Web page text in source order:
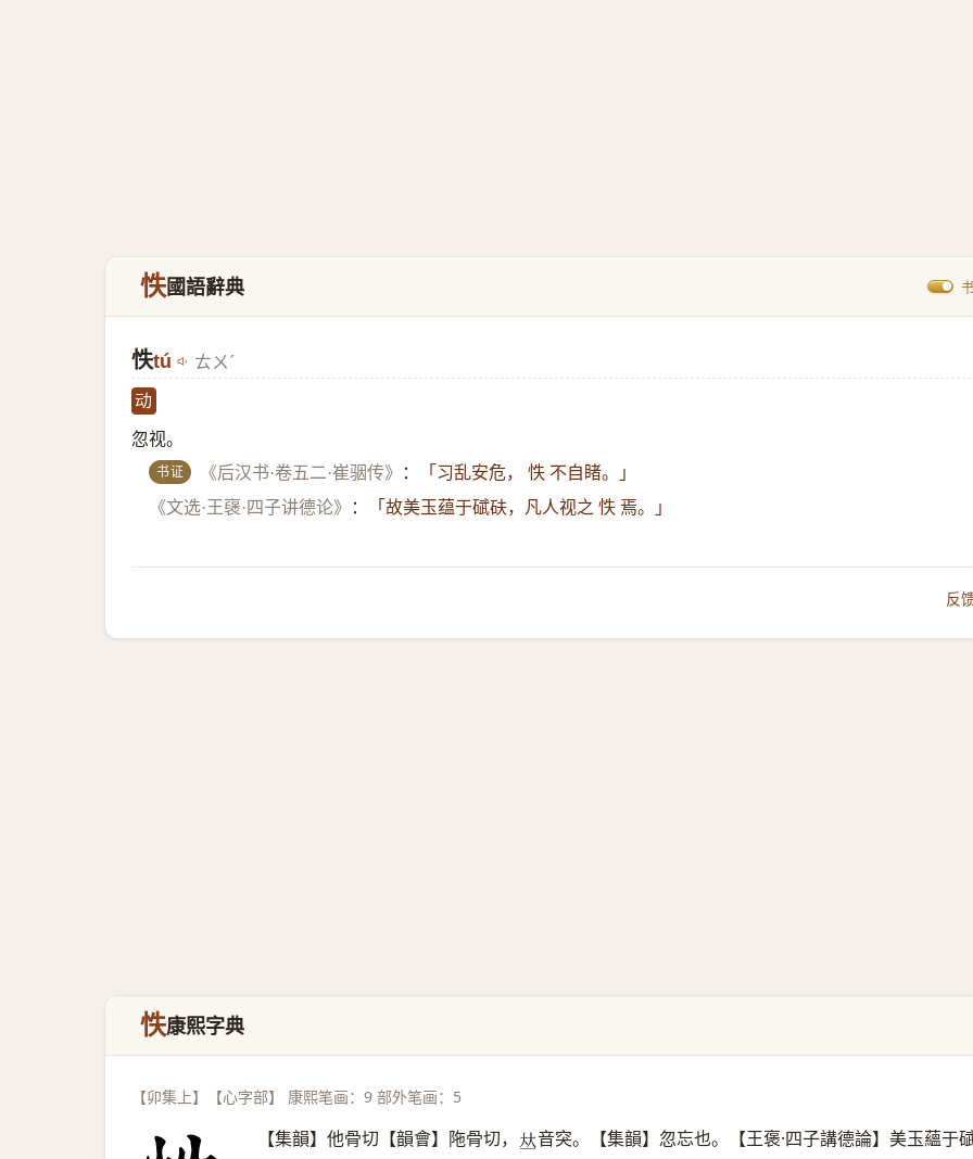
怢國語辭典
怢tú ㄊㄨˊ
动
忽视。
书证 《后汉书·卷五二·崔骃传》 ：
「习乱安危， 怢 不自睹。」
《文选·王襃·四子讲德论》
： 「故美玉蕴于碔砆，凡人视之 怢 焉。」
反
怢康熙字典
【卯集上】【心字部】 康熙笔画：9 部外笔画：5
【集韻】他骨切【韻會】陁骨切， 𠀤音突。【集韻】忽忘也。【王褒·四子講德論】美玉蘊于